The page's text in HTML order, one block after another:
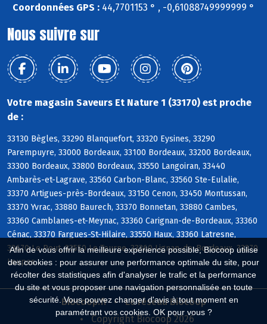
Afin de vous offrir la meilleure expérience possible, Biocoop utilise
des cookies : pour assurer une performance optimale du site, pour
récolter des statistiques afin d'analyser le trafic et la performance
du site et vous proposer une navigation personnalisée en toute
sécurité. Vous pouvez changer d'avis à tout moment en
paramétrant vos cookies. OK pour vous ?
Coordonnées GPS : 44,7701153 ° , -0,61088749999999 °
Nous suivre sur
Votre magasin Saveurs Et Nature 1 (33170) est proche
de :
33130 Bègles, 33290 Blanquefort, 33320 Eysines, 33290
Parempuyre, 33000 Bordeaux, 33100 Bordeaux, 33200 Bordeaux,
33300 Bordeaux, 33800 Bordeaux, 33550 Langoiran, 33440
Ambarès-et-Lagrave, 33560 Carbon-Blanc, 33560 Ste-Eulalie,
33370 Artigues-près-Bordeaux, 33150 Cenon, 33450 Montussan,
33370 Yvrac, 33880 Baurech, 33370 Bonnetan, 33880 Cambes,
33360 Camblanes-et-Meynac, 33360 Carignan-de-Bordeaux, 33360
Cénac, 33370 Fargues-St-Hilaire, 33550 Haux, 33360 Latresne,
33670 Le Pout, 33550 Le Tourne, 33360 Lignan-de-Bordeaux, 33370
Loupes
Biocoop.fr
Le réseau Biocoop
Copyright Biocoop 2026